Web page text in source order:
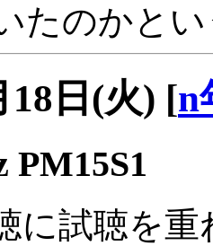
たのかと
18日(火) [n
PM15S1
に試聴を重